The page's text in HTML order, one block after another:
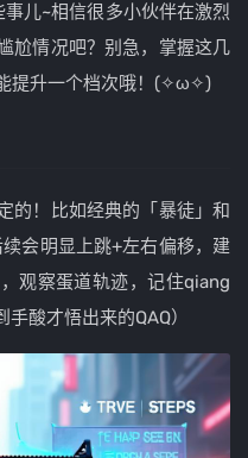
儿~相信很多小伙伴在激烈
尬情况吧？别急，掌握这几
提升一个档次哦！(✧ω✧)
的！比如经典的「暴徒」和
续会明显上跳+左右偏移，建
观察蛋道轨迹，记住qiang
酸才悟出来的QAQ）